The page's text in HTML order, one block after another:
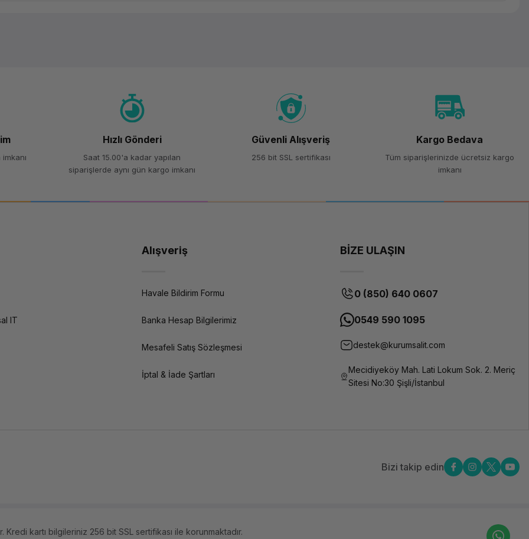
Hızlı Gönderi
Saat 15.00'a kadar yapılan
siparişlerde aynı gün kargo imkanı
Güvenli Alışveriş
256 bit SSL sertifikası
Kargo Bedava
Tüm siparişlerinizde ücretsiz kargo
imkanı
IT
Alışveriş
Havale Bildirim Formu
Banka Hesap Bilgilerimiz
Mesafeli Satış Sözleşmesi
İptal & İade Şartları
BİZE ULAŞIN
0 (850) 640 0607
0549 590 1095
destek@kurumsalit.com
Mecidiyeköy Mah. Lati Lokum Sok. 2. Meriç
Sitesi No:30 Şişli/İstanbul
Bizi takip edin
Kredi kartı bilgileriniz 256 bit SSL sertifikası ile korunmaktadır.